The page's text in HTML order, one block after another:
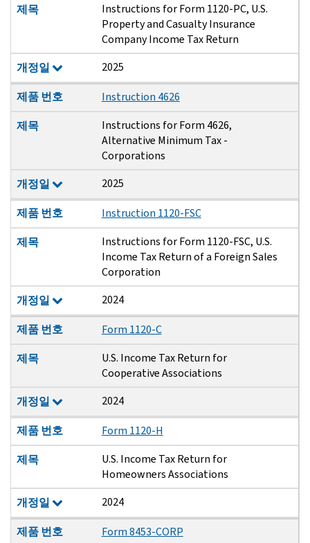
제목
Instructions for Form 1120-PC, U.S.
Property and Casualty Insurance
Company Income Tax Return
개정일
2025
제품 번호
Instruction 4626
제목
Instructions for Form 4626,
Alternative Minimum Tax -
Corporations
개정일
2025
제품 번호
Instruction 1120-FSC
제목
Instructions for Form 1120-FSC, U.S.
Income Tax Return of a Foreign Sales
Corporation
개정일
2024
제품 번호
Form 1120-C
제목
U.S. Income Tax Return for
Cooperative Associations
개정일
2024
제품 번호
Form 1120-H
제목
U.S. Income Tax Return for
Homeowners Associations
개정일
2024
제품 번호
Form 8453-CORP